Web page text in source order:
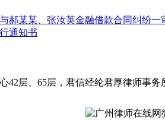
郝某某、张汝英金融借款合同纠纷一
通知书
42层、65层，君信经纶君厚律师事务